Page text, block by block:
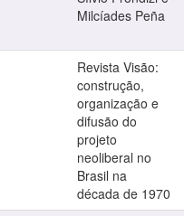
Milcíades Peña
Revista Visão:
construção,
organização e
difusão do
projeto
neoliberal no
Brasil na
década de 1970